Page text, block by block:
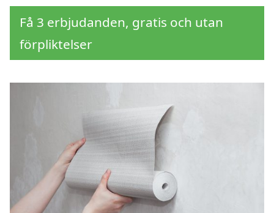
Få 3 erbjudanden, gratis och utan
förpliktelser